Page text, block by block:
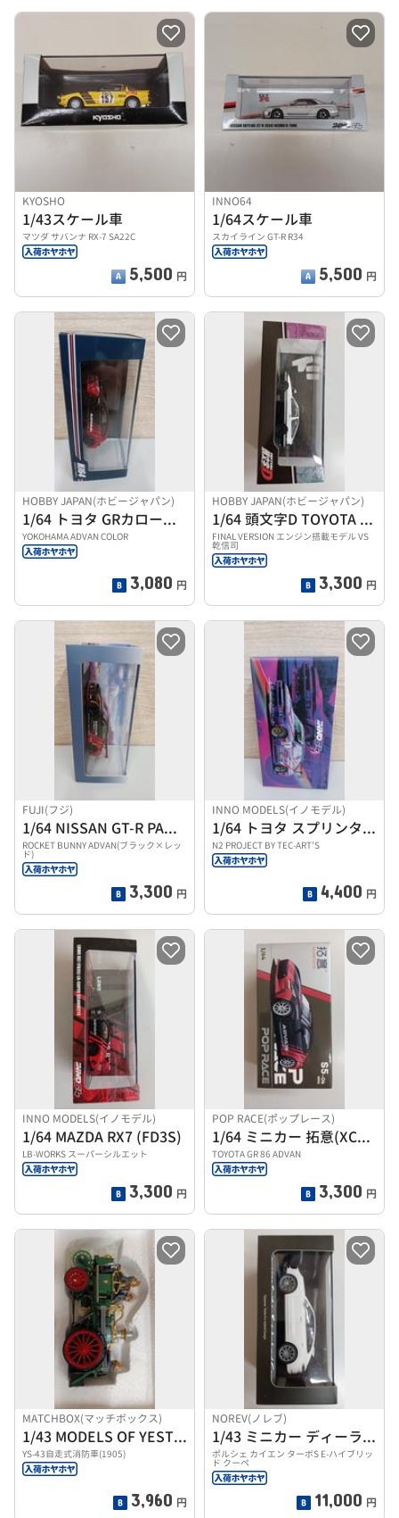
KYOSHO
1/43スケール車
マツダ サバンナ RX-7 SA22C
5,500 円
INNO64
1/64スケール車
スカイライン GT-R R34
5,500 円
HOBBY JAPAN(ホビージャパン)
1/64 トヨタ GRカローラ RZ
YOKOHAMA ADVAN COLOR
3,080 円
HOBBY JAPAN(ホビージャパン)
1/64 頭文字D TOYOTA SPRINTER TRUE
FINAL VERSION エンジン搭載モデル VS
乾信司
3,300 円
FUJI(フジ)
1/64 NISSAN GT-R PANDEM
ROCKET BUNNY ADVAN(ブラック×レッ
ド)
3,300 円
INNO MODELS(イノモデル)
1/64 トヨタ スプリンタートレノ (AE86)
N2 PROJECT BY TEC-ART’S
4,400 円
INNO MODELS(イノモデル)
1/64 MAZDA RX7 (FD3S)
LB-WORKS スーパーシルエット
3,300 円
POP RACE(ポップレース)
1/64 ミニカー 拓意(XCARTOYS)
TOYOTA GR 86 ADVAN
3,300 円
MATCHBOX(マッチボックス)
1/43 MODELS OF YESTERYEAR
YS-43自走式消防車(1905)
3,960 円
NOREV(ノレブ)
1/43 ミニカー ディーラーモデル
ポルシェ カイエン ターボS E-ハイブリッ
ド クーペ
11,000 円